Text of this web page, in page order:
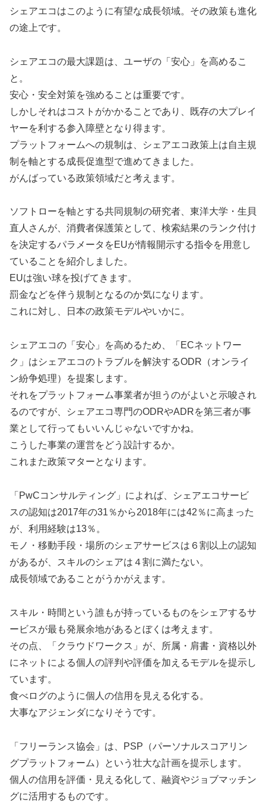
シェアエコはこのように有望な成長領域。その政策も進化
の途上です。
シェアエコの最大課題は、ユーザの「安心」を高めるこ
と。
安心・安全対策を強めることは重要です。
しかしそれはコストがかかることであり、既存の大プレイ
ヤーを利する参入障壁となり得ます。
プラットフォームへの規制は、シェアエコ政策上は自主規
制を軸とする成長促進型で進めてきました。
がんばっている政策領域だと考えます。
ソフトローを軸とする共同規制の研究者、東洋大学・生貝
直人さんが、消費者保護策として、検索結果のランク付け
を決定するパラメータをEUが情報開示する指令を用意し
ていることを紹介しました。
EUは強い球を投げてきます。
罰金などを伴う規制となるのか気になります。
これに対し、日本の政策モデルやいかに。
シェアエコの「安心」を高めるため、「ECネットワー
ク」はシェアエコのトラブルを解決するODR（オンライ
ン紛争処理）を提案します。
それをプラットフォーム事業者が担うのがよいと示唆され
るのですが、シェアエコ専門のODRやADRを第三者が事
業として行ってもいいんじゃないですかね。
こうした事業の運営をどう設計するか。
これまた政策マターとなります。
「PwCコンサルティング」によれば、シェアエコサービ
スの認知は2017年の31％から2018年には42％に高まった
が、利用経験は13％。
モノ・移動手段・場所のシェアサービスは６割以上の認知
があるが、スキルのシェアは４割に満たない。
成長領域であることがうかがえます。
スキル・時間という誰もが持っているものをシェアするサ
ービスが最も発展余地があるとぼくは考えます。
その点、「クラウドワークス」が、所属・肩書・資格以外
にネットによる個人の評判や評価を加えるモデルを提示し
ています。
食べログのように個人の信用を見える化する。
大事なアジェンダになりそうです。
「フリーランス協会」は、PSP（パーソナルスコアリン
グプラットフォーム）という壮大な計画を提示します。
個人の信用を評価・見える化して、融資やジョブマッチン
グに活用するものです。